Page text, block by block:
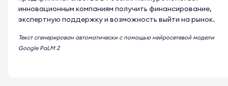
инновационным компаниям получить финансирование,
экспертную поддержку и возможность выйти на рынок.
Текст сгенерирован автоматически с помощью нейросетевой модели
Google PaLM 2